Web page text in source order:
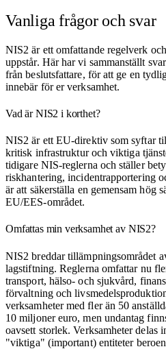
Vanliga frågor och svar
NIS2 är ett omfattande regelverk
uppstår. Här har vi sammanställt
från beslutsfattare, för att ge en
innebär för er verksamhet.
Vad är NIS2 i korthet?
NIS2 är ett EU-direktiv som syftar
kritisk infrastruktur och viktiga
tidigare NIS-reglerna och ställer
riskhantering, incidentrapportering
är att säkerställa en gemensam hög
EU/EES-området.
Omfattas min verksamhet av NIS2?
NIS2 breddar tillämpningsområdet
lagstiftning. Reglerna omfattar nu
transport, hälso- och sjukvård,
förvaltning och
verksamheter med fler än 50
10 miljoner euro, men undantag
oavsett storlek. Verksamheter delas
"viktiga" (important) entiteter